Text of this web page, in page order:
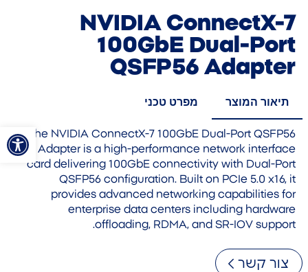
פתח
NVIDIA ConnectX-7
100GbE Dual-Port
QSFP56 Adapter
תיאור המוצר מפרט טכני
The NVIDIA ConnectX-7 100GbE Dual-Port QSFP56
Adapter is a high-performance network interface
card delivering 100GbE connectivity with Dual-Port
QSFP56 configuration. Built on PCIe 5.0 x16, it
provides advanced networking capabilities for
enterprise data centers including hardware
offloading, RDMA, and SR-IOV support.
צור קשר